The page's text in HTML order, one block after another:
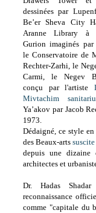
dessinées par
Be’er Sheva City
Aranne Library à
Gurion imaginés
le Conservatoire de
Rechter-Zarhi, le
Carmi, le Negev
conçu par l'artiste
Mivtachim
Ya’akov par Jacob
1973.
Dédaigné, ce style
des Beaux-artssuscite
depuis une dizaine
architectes et
Dr. Hadas
reconnaissance
comme "capitale du